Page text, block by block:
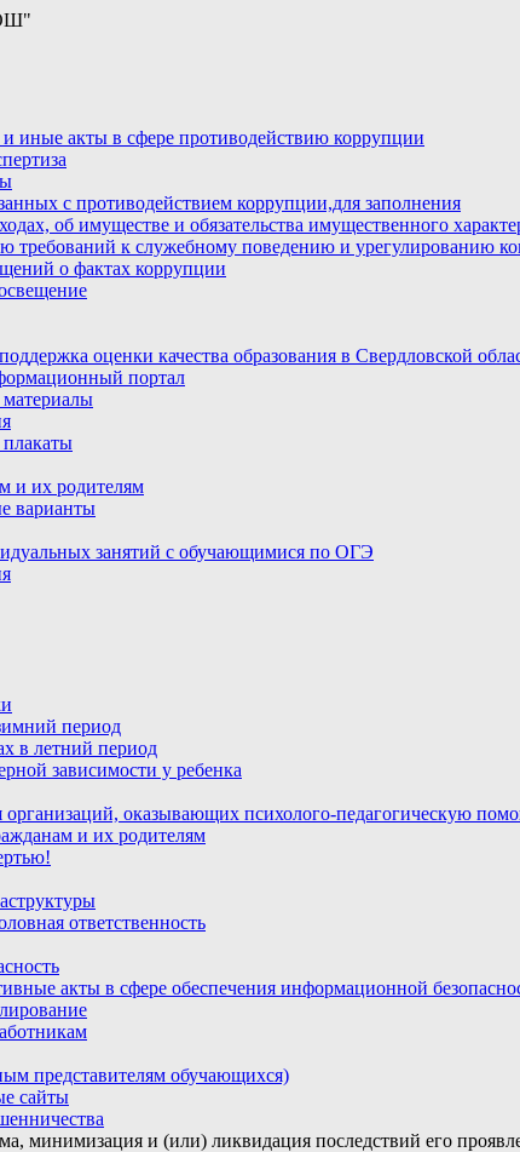
иные акты в сфере противодействию коррупции
с противодействием коррупции,для заполнения
об имуществе и обязательства имущественного
требований к служебному поведению и урегулированию
о фактах коррупции
оценки качества образования в Свердловской
портал
и их родителям
варианты
занятий с обучающимися по ОГЭ
период
в летний период
зависимости у ребенка
оказывающих психолого-педагогическую
и их родителям
ответственность
акты в сфере обеспечения информационной
представителям обучающихся)
сайты
минимизация и (или) ликвидация последствий его